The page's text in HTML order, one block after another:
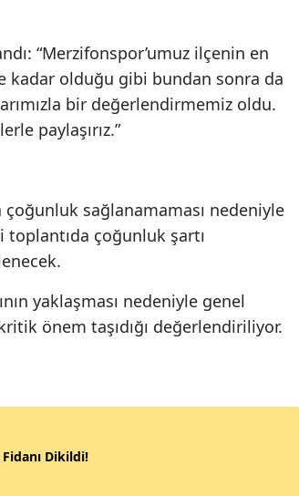
“Merzifonspor’umuz ilçenin en
kadar olduğu gibi bundan sonra da
bir değerlendirmemiz oldu.
paylaşırız.”
sağlanamaması nedeniyle
çoğunluk şartı
yaklaşması nedeniyle genel
önem taşıdığı değerlendiriliyor.
Dikildi!